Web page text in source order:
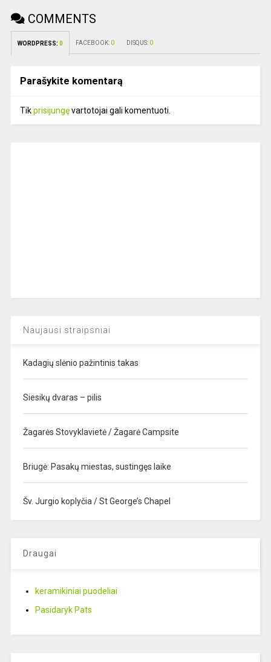
COMMENTS
WORDPRESS: 0 FACEBOOK: 0 DISQUS: 0
Parašykite komentarą
Tikprisijungęvartotojai gali komentuoti.
Naujausi straipsniai
Kadagių slėnio pažintinis takas
Siesikų dvaras – pilis
Žagarės Stovyklavietė / Žagarė Campsite
Briugė: Pasakų miestas, sustingęs laike
Šv. Jurgio koplyčia / St George’s Chapel
Draugai
keramikiniai puodeliai
Pasidaryk Pats